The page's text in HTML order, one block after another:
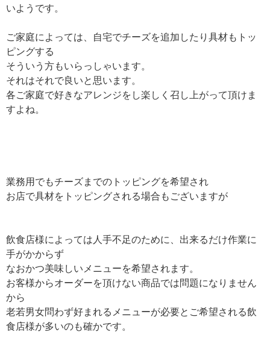
いようです。
ご家庭によっては、自宅でチーズを追加したり具材もトッ
ピングする
そういう方もいらっしゃいます。
それはそれで良いと思います。
各ご家庭で好きなアレンジをし楽しく召し上がって頂けま
すよね。
業務用でもチーズまでのトッピングを希望され
お店で具材をトッピングされる場合もございますが
飲食店様によっては人手不足のために、出来るだけ作業に
手がかからず
なおかつ美味しいメニューを希望されます。
お客様からオーダーを頂けない商品では問題になりません
から
老若男女問わず好まれるメニューが必要とご希望される飲
食店様が多いのも確かです。